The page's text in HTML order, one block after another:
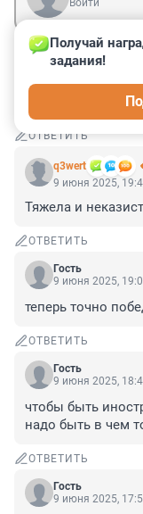
Войти
Гость
Так скоро и до
ОТВЕТИТЬ
q3wert
Получай
задания!
9 июня 2025,
Тяжела и
ОТВЕТИТЬ
Гость
9 июня 2025,
теперь точно
ОТВЕТИТЬ
Гость
9 июня 2025,
чтобы быть
надо быть в чем
ОТВЕТИТЬ
Гость
9 июня 2025,